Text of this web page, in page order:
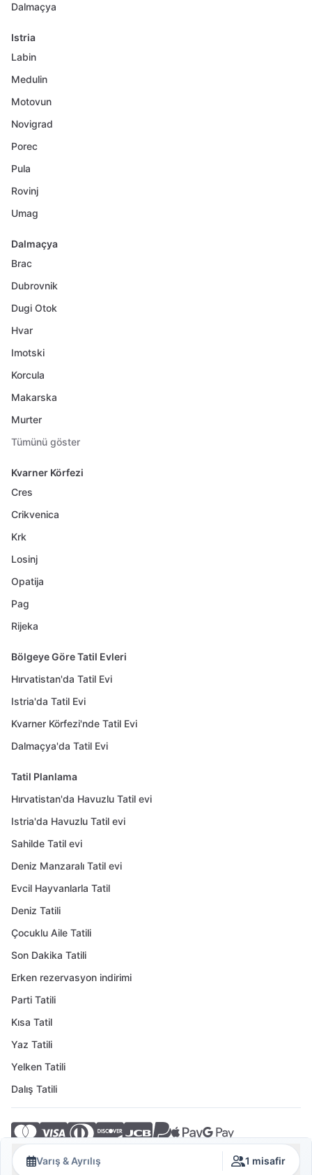
Varış & Ayrılış 1 misafir
Dalmaçya
Istria
Labin
Medulin
Motovun
Novigrad
Porec
Pula
Rovinj
Umag
Dalmaçya
Brac
Dubrovnik
Dugi Otok
Hvar
Imotski
Korcula
Makarska
Murter
Tümünü göster
Kvarner Körfezi
Cres
Crikvenica
Krk
Losinj
Opatija
Pag
Rijeka
Bölgeye Göre Tatil Evleri
Hırvatistan'da Tatil Evi
Istria'da Tatil Evi
Kvarner Körfezi'nde Tatil Evi
Dalmaçya'da Tatil Evi
Tatil Planlama
Hırvatistan'da Havuzlu Tatil evi
Istria'da Havuzlu Tatil evi
Sahilde Tatil evi
Deniz Manzaralı Tatil evi
Evcil Hayvanlarla Tatil
Deniz Tatili
Çocuklu Aile Tatili
Son Dakika Tatili
Erken rezervasyon indirimi
Parti Tatili
Kısa Tatil
Yaz Tatili
Yelken Tatili
Dalış Tatili
© 2026 Crovillas GmbH